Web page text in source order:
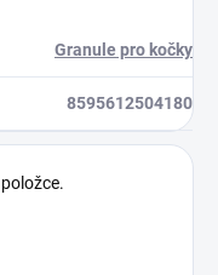
Granule pro kočky
8595612504180